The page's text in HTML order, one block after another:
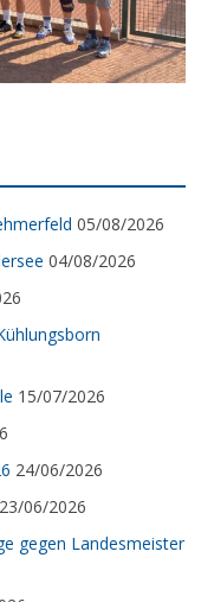
05/08/2026
04/08/2026
15/07/2026
24/06/2026
23/06/2026
gegen Landesmeister